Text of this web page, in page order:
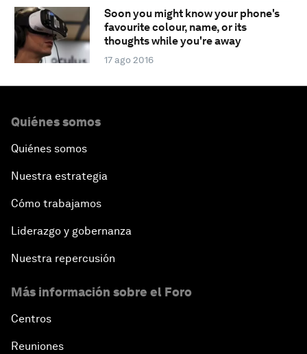
Soon you might know your phone's
favourite colour, name, or its
thoughts while you're away
17 ago 2016
Quiénes somos
Quiénes somos
Nuestra estrategia
Cómo trabajamos
Liderazgo y gobernanza
Nuestra repercusión
Más información sobre el Foro
Centros
Reuniones